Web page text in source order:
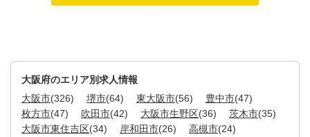
大阪府のエリア別求人情報
大阪市(326) 堺市(64) 東大阪市(56) 豊中市(47)
枚方市(47) 吹田市(42) 大阪市生野区(36) 茨木市(35)
大阪市東住吉区(34) 岸和田市(26) 高槻市(24)